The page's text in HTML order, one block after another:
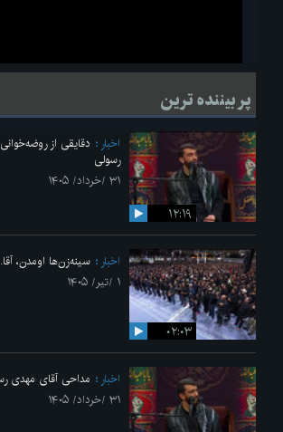
لحظاتی از قرائت زیارت اربعین امام حسین(ع) در
پر بیننده ترین
۱۲:۱۹
اخبار
دقایقی از
رسولی
۳۱ /خرداد/ ۱۴۰۵
۰۲:۰۳
اخبار
سینه‌زن‌ها اومدن،‌
۱ /تیر/ ۱۴۰۵
اخبار
مداحی آقای مهدی
۳۱ /خرداد/ ۱۴۰۵